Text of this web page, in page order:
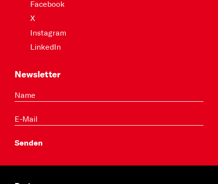
Facebook
X
Instagram
LinkedIn
Newsletter